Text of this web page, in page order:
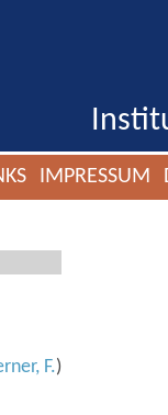
IMPRESSUM
F.)